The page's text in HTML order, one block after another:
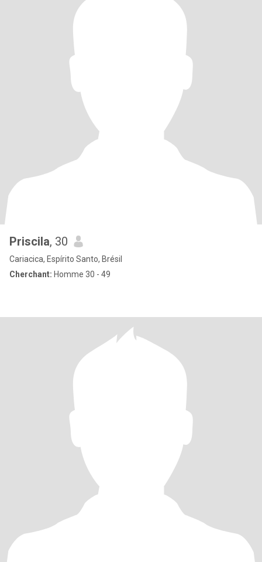
Priscila, 30
Cariacica, Espírito Santo, Brésil
Cherchant: Homme 30 - 49